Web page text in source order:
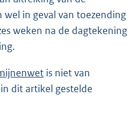
wel in geval van toezending
weken na de dagtekening
is niet van
dit artikel gestelde